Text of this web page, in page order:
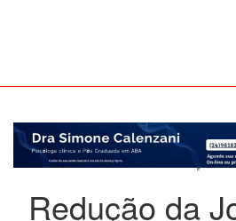
Redução da